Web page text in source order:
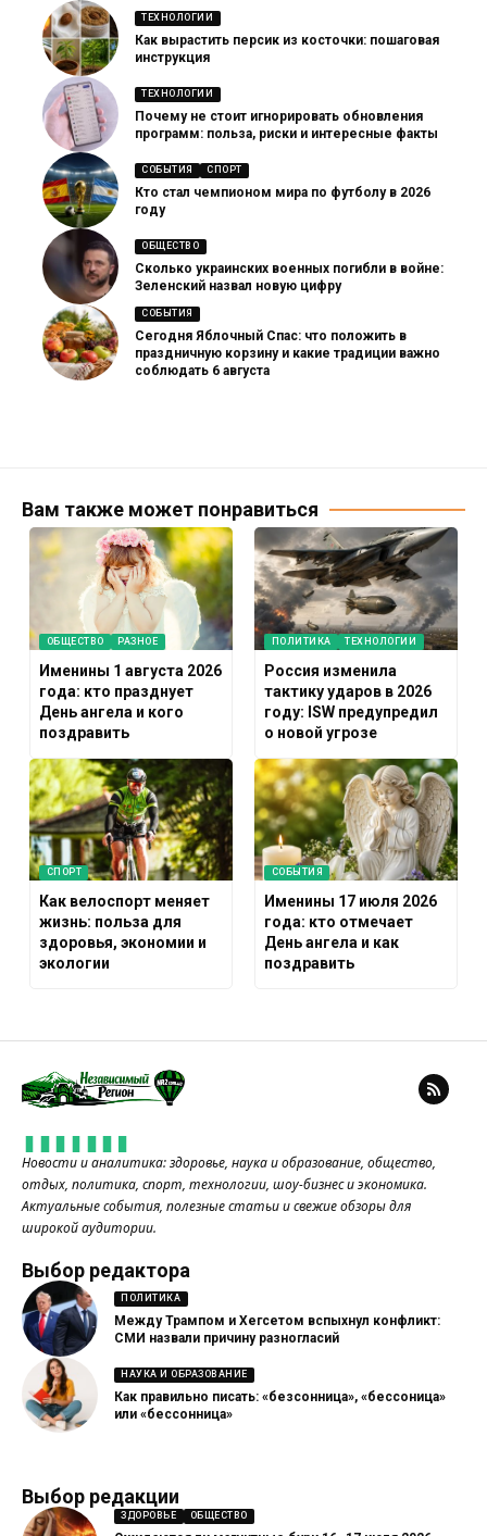
ТЕХНОЛОГИИ
Как вырастить персик из косточки: пошаговая
инструкция
ТЕХНОЛОГИИ
Почему не стоит игнорировать обновления
программ: польза, риски и интересные факты
СОБЫТИЯ СПОРТ
Кто стал чемпионом мира по футболу в 2026
году
ОБЩЕСТВО
Сколько украинских военных погибли в войне:
Зеленский назвал новую цифру
СОБЫТИЯ
Сегодня Яблочный Спас: что положить в
праздничную корзину и какие традиции важно
соблюдать 6 августа
Вам также может понравиться
ОБЩЕСТВО РАЗНОЕ
Именины 1 августа 2026
года: кто празднует
День ангела и кого
поздравить
ПОЛИТИКА ТЕХНОЛОГИИ
Россия изменила
тактику ударов в 2026
году: ISW предупредил
о новой угрозе
СПОРТ
Как велоспорт меняет
жизнь: польза для
здоровья, экономии и
экологии
СОБЫТИЯ
Именины 17 июля 2026
года: кто отмечает
День ангела и как
поздравить
Новости и аналитика: здоровье, наука и образование, общество,
отдых, политика, спорт, технологии, шоу-бизнес и экономика.
Актуальные события, полезные статьи и свежие обзоры для
широкой аудитории.
Выбор редактора
ПОЛИТИКА
Между Трампом и Хегсетом вспыхнул конфликт:
СМИ назвали причину разногласий
НАУКА И ОБРАЗОВАНИЕ
Как правильно писать: «безсонница», «бессоница»
или «бессонница»
Выбор редакции
ЗДОРОВЬЕ ОБЩЕСТВО